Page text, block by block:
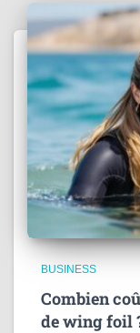
BUSINESS
Combien
de wing foil